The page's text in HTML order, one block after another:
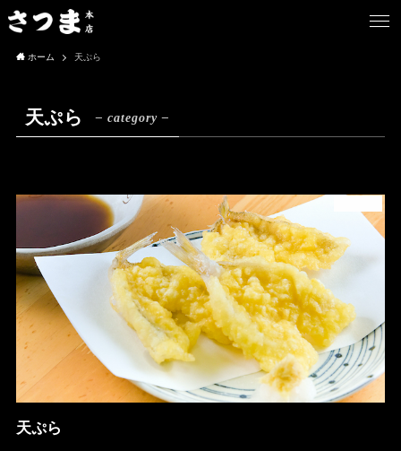
ホーム 天ぷら
天ぷら – category –
天ぷら